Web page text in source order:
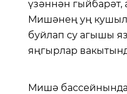
үзәннән гыйбарәт,
Мишәнең уң
буйлап су агышы
яңгырлар
Мишә